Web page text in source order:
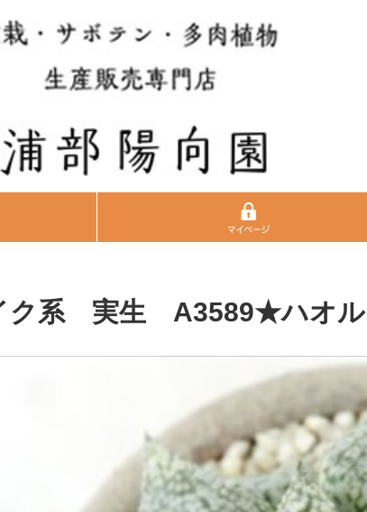
ク系 実生 A3589★ハオ